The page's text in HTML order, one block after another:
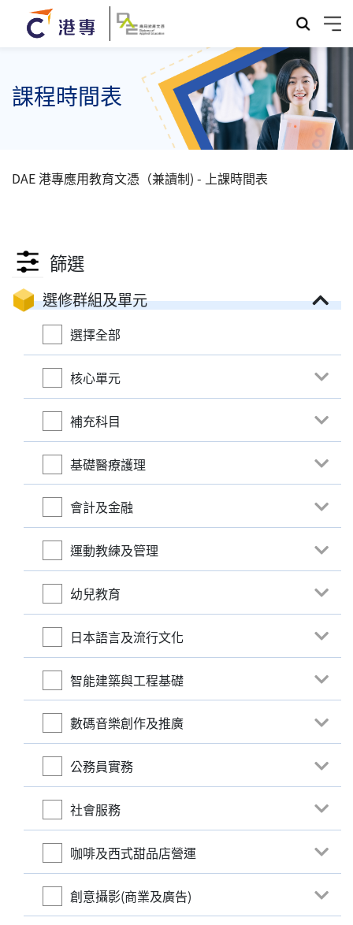
課程時間表
DAE 港專應用教育文憑（兼讀制) - 上課時間表
篩選
選修群組及單元
選擇全部
核心單元
補充科目
基礎醫療護理
會計及金融
運動教練及管理
幼兒教育
日本語言及流行文化
智能建築與工程基礎
數碼音樂創作及推廣
公務員實務
社會服務
咖啡及西式甜品店營運
創意攝影(商業及廣告)